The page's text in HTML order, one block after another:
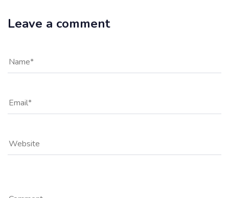
Leave a comment